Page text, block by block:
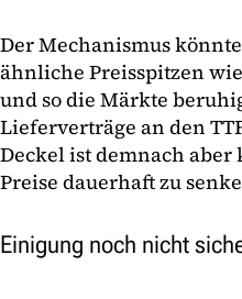
Der Mechanismus
ähnliche Preisspitzen
und so die Märkte
Lieferverträge an den
Deckel ist demnach
Preise dauerhaft zu
Einigung noch nicht